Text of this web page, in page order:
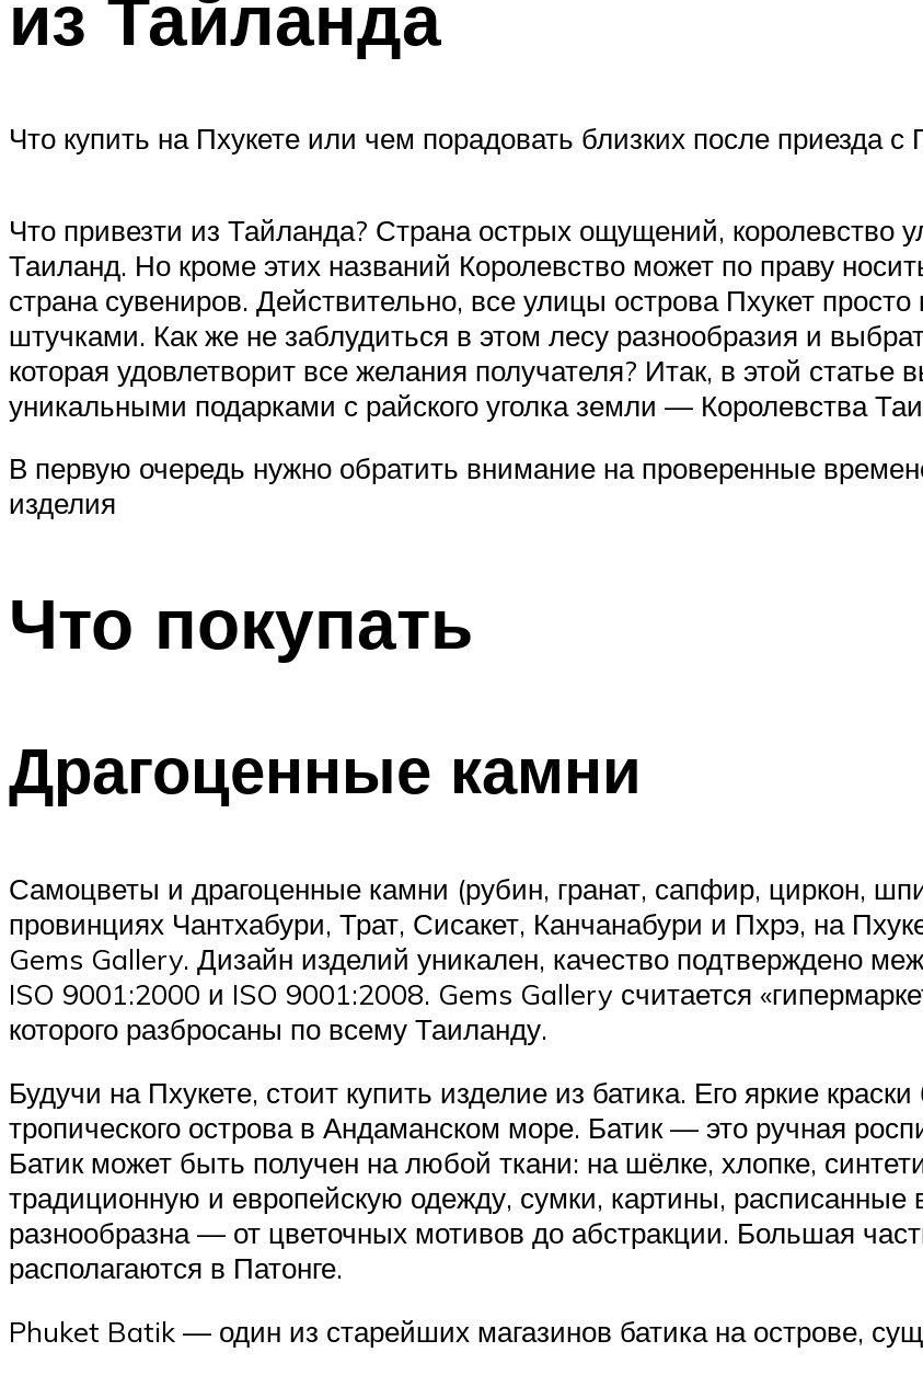
из Тайланда
Что купить на Пхукете или чем порадовать близких после приезда с
Что привезти из Тайланда? Страна острых ощущений, королевство
Таиланд. Но кроме этих названий Королевство может по праву
страна сувениров. Действительно, все улицы острова Пхукет
штучками. Как же не заблудиться в этом лесу разнообразия и
которая удовлетворит все желания получателя? Итак, в этой статье
уникальными подарками с райского уголка земли — Королевства
В первую очередь нужно обратить внимание на проверенные
изделия
Что покупать
Драгоценные камни
Самоцветы и драгоценные камни (рубин, гранат, сапфир, циркон,
провинциях Чантхабури, Трат, Сисакет, Канчанабури и Пхрэ, на
Gems Gallery. Дизайн изделий уникален, качество подтверждено
ISO 9001:2000 и ISO 9001:2008. Gems Gallery считается
которого разбросаны по всему Таиланду.
Будучи на Пхукете, стоит купить изделие из батика. Его яркие
тропического острова в Андаманском море. Батик — это ручная
Батик может быть получен на любой ткани: на шёлке, хлопке,
традиционную и европейскую одежду, сумки, картины, расписанные
разнообразна — от цветочных мотивов до абстракции. Большая
располагаются в Патонге.
Phuket Batik — один из старейших магазинов батика на острове,